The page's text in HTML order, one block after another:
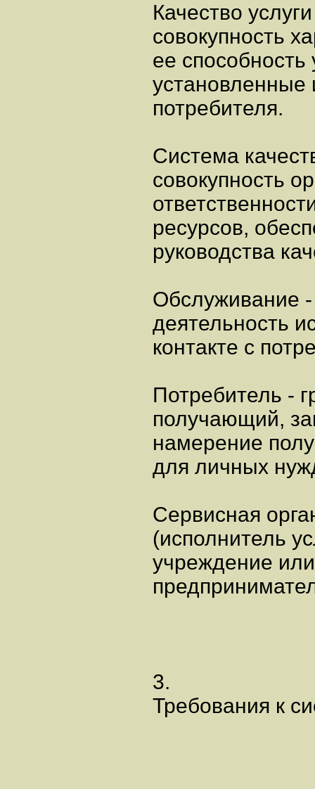
Качество
совокупность
ее способность
установленные
потребителя.
Система
совокупность
ресурсов,
руководства
Обслуживание -
деятельность
контакте с
Потребитель -
получающий,
намерение
для личных
Сервисная
(исполнитель
учреждение
3.
Требования к